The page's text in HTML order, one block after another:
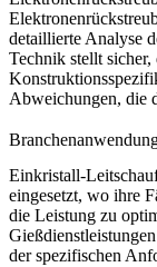
detaillierte Analyse
Technik stellt
Abweichungen, die
Einkristall-
eingesetzt, wo ihre
die Leistung zu
der spezifischen